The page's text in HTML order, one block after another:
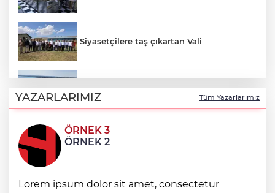
Siyasetçilere taş çıkartan Vali
Deniz ekosistemini koruyacak proje
Rize Yaşayan Miras Şöleni coşkuyla
başladı
Lukaku Fener’e mi, Beşiktaş’a mı geliyor?
YAZARLARIMIZ Tüm Yazarlarımız
ÖRNEK 3
ÖRNEK 2
Lorem ipsum dolor sit amet, consectetur